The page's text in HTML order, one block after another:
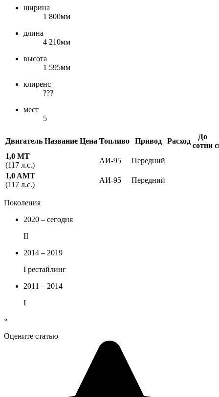
ширина
1 800мм
длина
4 210мм
высота
1 595мм
клиренс
???
мест
5
Двигатель Название Цена Топливо Привод Расход
До
сотни
1,0 MT
(117 л.с.)
АИ-95
Передний
1,0 AMT
(117 л.с.)
АИ-95 Передний
Поколения
2020 – сегодня
II
2014 – 2019
I рестайлинг
2011 – 2014
I
«
Оцените статью